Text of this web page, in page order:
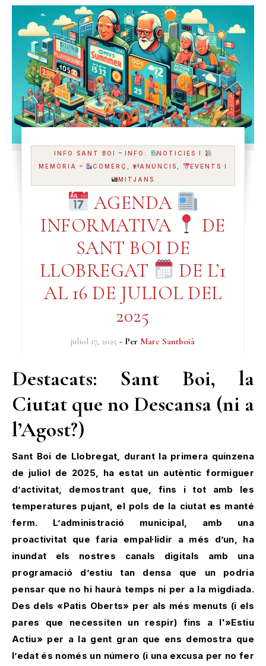
INFO SANT BOI -INFO:
NOTICIES I
MEMÒRIA
- COMERÇ, ANUNCIS,
EVENTS I
MITJANS
AGENDA
INFORMATIVA
DE
SANT BOI DE
LLOBREGAT
DE L’1
AL 16 DE JULIOL DEL
2025
juliol 17, 2025 - Per Marc Santboià
Destacats: Sant Boi, la
Ciutat que no Descansa (ni a
l’Agost?)
Sant Boi de Llobregat, durant la primera quinzena
de juliol de 2025, ha estat un autèntic formiguer
d’activitat, demostrant que, fins i tot amb les
temperatures pujant, el pols de la ciutat es manté
ferm. L’administració municipal, amb una
proactivitat que faria empal·lidir a més d’un, ha
inundat els nostres canals digitals amb una
programació d’estiu tan densa que un podria
pensar que no hi haurà temps ni per a la migdiada.
Des dels «Patis Oberts» per als més menuts (i els
pares que necessiten un respir) fins a l'»Estiu
Actiu» per a la gent gran que ens demostra que
l’edat és només un número (i una excusa per no fer